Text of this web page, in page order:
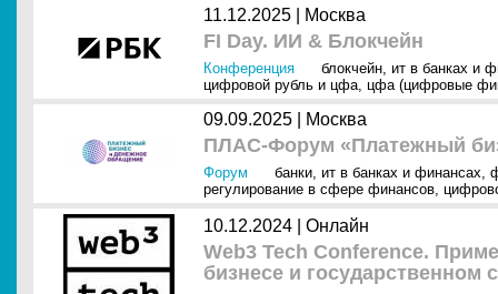
11.12.2025 | Москва
FI Day. ИИ & Блокчейн
Конференция блокчейн, ит в банках и
цифровой рубль и цфа, цфа (цифровые
09.09.2025 | Москва
ПЛАС-Форум «Платежный
Форум банки, ит в банках и финансах,
регулирование в сфере финансов,
10.12.2024 | Онлайн
Web3 Tech Conference.
бизнесе и государственном